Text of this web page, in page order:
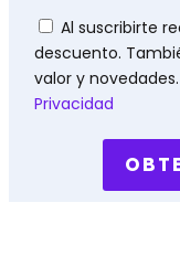
Políticas
Al suscribirte
descuento.
valor y
Privacidad